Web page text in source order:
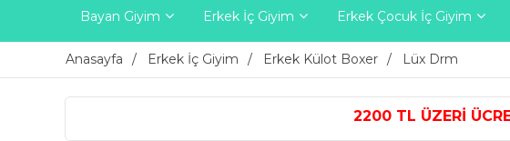
Bayan Giyim Erkek İç Giyim Erkek Çocuk İç Giyim
Anasayfa Erkek İç Giyim Erkek Külot Boxer Lüx Drm
2200 TL ÜZERİ ÜCRETSİZ KARGO +